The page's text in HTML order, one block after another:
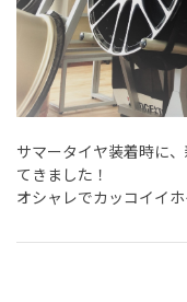
サマータイヤ装着時に
てきました！
オシャレでカッコイイ